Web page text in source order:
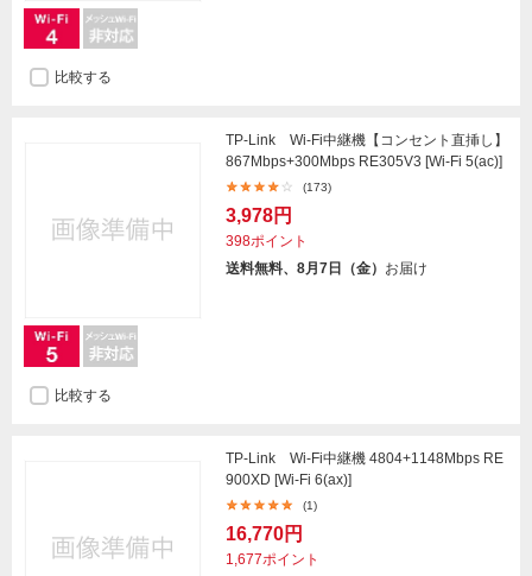
比較する
TP-Link Wi-Fi中継機【コンセント直挿し】
867Mbps+300Mbps RE305V3 [Wi-Fi 5(ac)]
(173)
3,978円
398ポイント
送料無料、8月7日（金） お届け
比較する
TP-Link Wi-Fi中継機 4804+1148Mbps RE
900XD [Wi-Fi 6(ax)]
(1)
16,770円
1,677ポイント